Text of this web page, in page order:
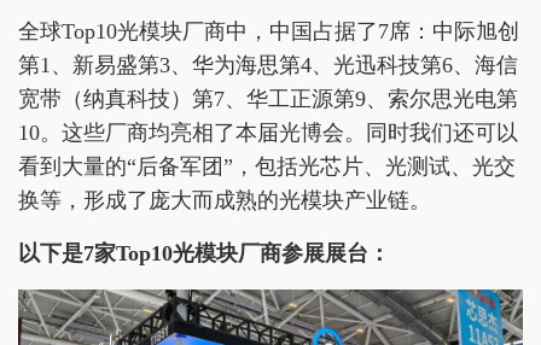
全球Top10光模块厂商中，中国占据了7席：中际旭创
第1、新易盛第3、华为海思第4、光迅科技第6、海信
宽带（纳真科技）第7、华工正源第9、索尔思光电第
10。这些厂商均亮相了本届光博会。同时我们还可以
看到大量的“后备军团”，包括光芯片、光测试、光交
换等，形成了庞大而成熟的光模块产业链。
以下是7家Top10光模块厂商参展展台：